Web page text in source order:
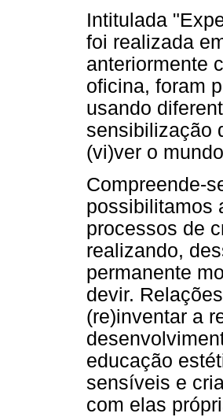
Intitulada
foi realizada
anteriormente
oficina, foram
usando
sensibilização
(vi)ver o
Compreende-
possibilitamos
processos de
realizando,
permanente
devir.
(re)inventar a
educação
sensíveis e
com elas